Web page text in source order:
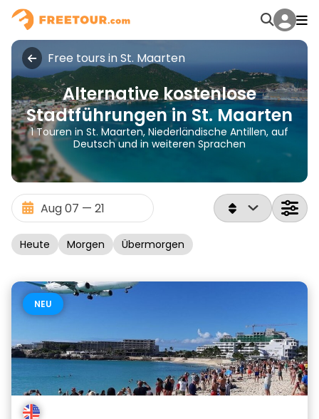
Free tours in St. Maarten
Alternative kostenlose
Stadtführungen in St. Maarten
1 Touren in St. Maarten, Niederländische Antillen, auf
Deutsch und in weiteren Sprachen
Heute Morgen Übermorgen
NEU